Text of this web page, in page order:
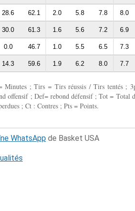
28.6 62.1 2.0 5.8 7.8 8.0
30.0 61.3 1.6 5.6 7.2 6.9
0.0 46.7 1.0 5.5 6.5 7.3
14.3 59.6 1.9 6.2 8.0 7.7
Minutes ; Tirs = Tirs réussis / Tirs tentés ;
offensif ; Def= rebond défensif ; Tot = Total
; Ct : Contres ; Pts = Points.
WhatsApp de Basket USA